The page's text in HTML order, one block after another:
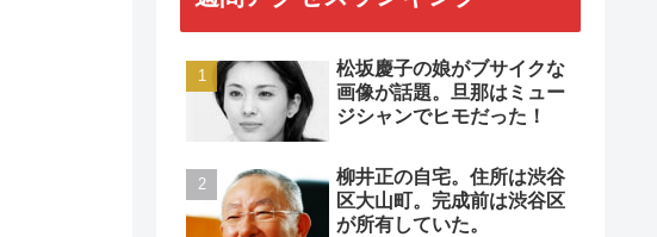
松坂慶子の娘がブサイクな
画像が話題。旦那はミュー
ジシャンでヒモだった！
柳井正の自宅。住所は渋谷
区大山町。完成前は渋谷区
が所有していた。